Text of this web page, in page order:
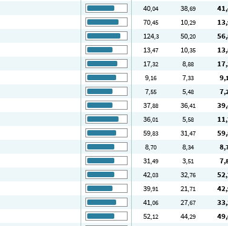
40,04 38,69 41
70,45 10,29 13
124,3 50,20 56
13,47 10,35 13
17,32 8,88 17
9,16 7,33 9
7,55 5,48 7
37,88 36,41 39
36,01 5,58 11
59,83 31,47 59
8,70 8,34 8
31,49 3,51 7
42,03 32,76 52
39,91 21,71 42
41,06 27,67 33
52,12 44,29 49